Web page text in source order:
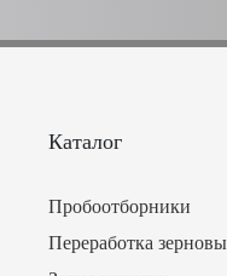
Каталог
Пробоотборники
Переработка